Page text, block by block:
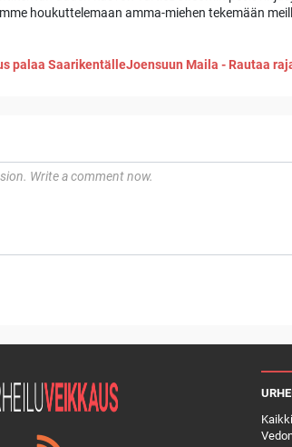
houkuttelemaan amma-miehen tekemään
palaa SaarikentälleJoensuun Maila - Rautaa